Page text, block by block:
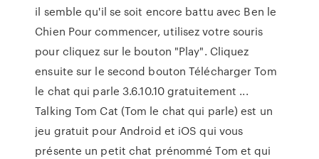
il semble qu'il se soit encore battu avec Ben le
Chien Pour commencer, utilisez votre souris
pour cliquez sur le bouton "Play". Cliquez
ensuite sur le second bouton Télécharger Tom
le chat qui parle 3.6.10.10 gratuitement ...
Talking Tom Cat (Tom le chat qui parle) est un
jeu gratuit pour Android et iOS qui vous
présente un petit chat prénommé Tom et qui